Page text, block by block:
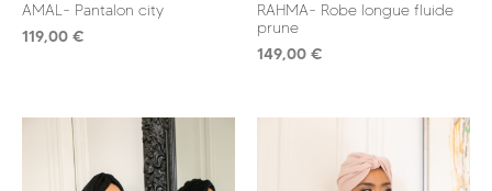
AMAL- Pantalon city
119,00 €
RAHMA- Robe longue fluide
prune
149,00 €